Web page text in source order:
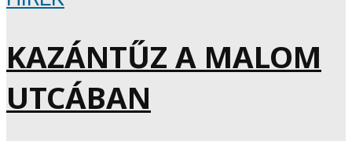
KAZÁNTŰZ A MALOM
UTCÁBAN